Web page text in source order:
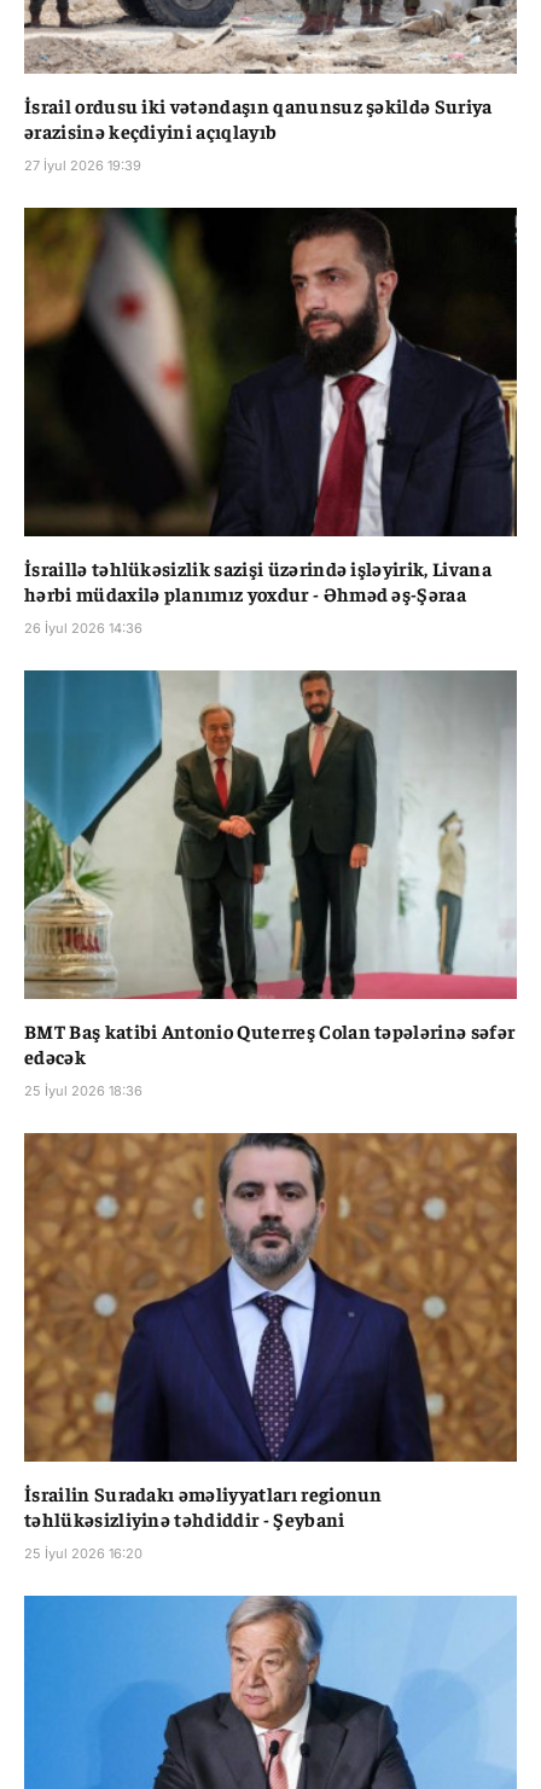
İsrail ordusu iki vətəndaşın qanunsuz şəkildə Suriya
ərazisinə keçdiyini açıqlayıb
27 İyul 2026 19:39
İsraillə təhlükəsizlik sazişi üzərində işləyirik, Livana
hərbi müdaxilə planımız yoxdur - Əhməd əş-Şəraa
26 İyul 2026 14:36
BMT Baş katibi Antonio Quterreş Colan təpələrinə səfər
edəcək
25 İyul 2026 18:36
İsrailin Suradakı əməliyyatları regionun
təhlükəsizliyinə təhdiddir - Şeybani
25 İyul 2026 16:20